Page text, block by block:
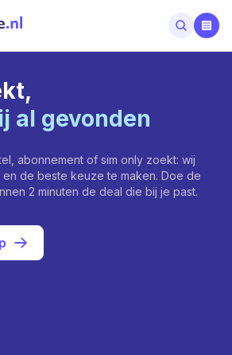
al gevonden
abonnement of sim only zoekt: wij
de beste keuze te maken. Doe de
2 minuten de deal die bij je past.